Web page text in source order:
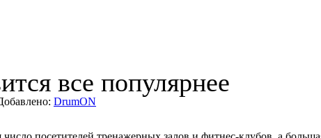
все популярнее
DrumON